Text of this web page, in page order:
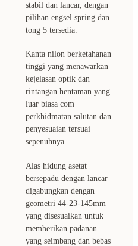
stabil dan lancar, dengan
pilihan engsel spring dan
tong 5 tersedia.
Kanta nilon berketahanan
tinggi yang menawarkan
kejelasan optik dan
rintangan hentaman yang
luar biasa com
perkhidmatan salutan dan
penyesuaian tersuai
sepenuhnya.
Alas hidung asetat
bersepadu dengan lancar
digabungkan dengan
geometri 44-23-145mm
yang disesuaikan untuk
memberikan padanan
yang seimbang dan bebas